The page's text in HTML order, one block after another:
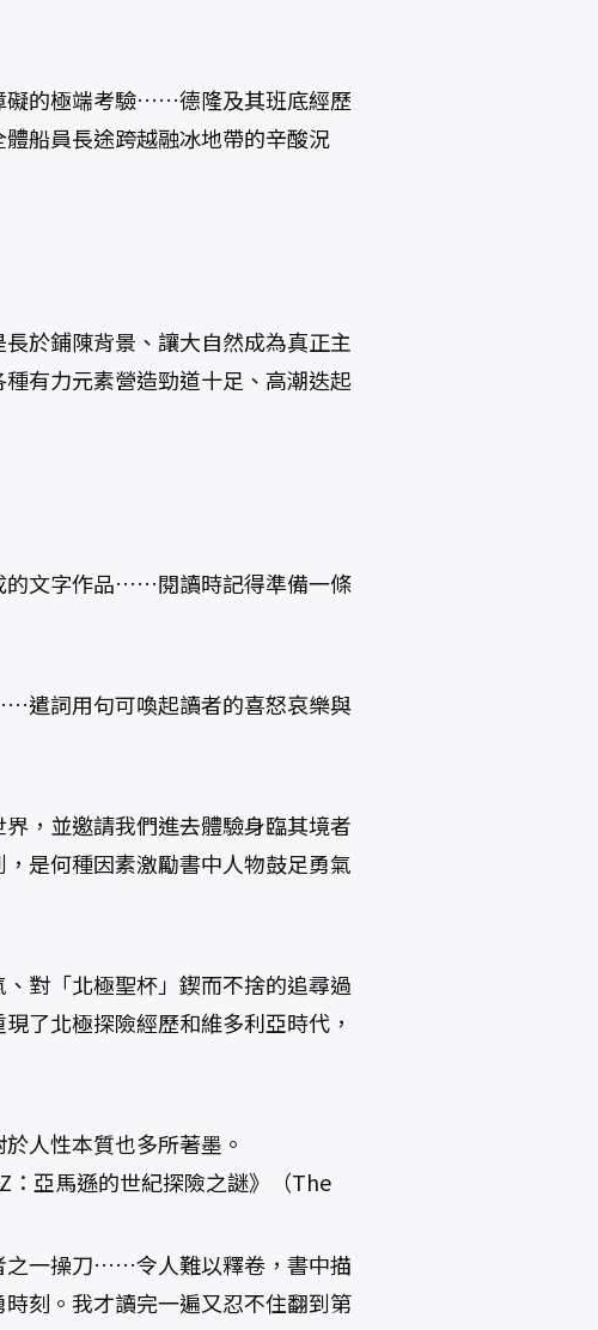
的極端考驗……德隆及其班底經歷
船員長途跨越融冰地帶的辛酸況
於鋪陳背景、讓大自然成為真正主
有力元素營造勁道十足、高潮迭起
的文字作品……閱讀時記得準備一條
遣詞用句可喚起讀者的喜怒哀樂與
，並邀請我們進去體驗身臨其境者
是何種因素激勵書中人物鼓足勇氣
對「北極聖杯」鍥而不捨的追尋過
了北極探險經歷和維多利亞時代，
人性本質也多所著墨。
亞馬遜的世紀探險之謎》（The
之一操刀……令人難以釋卷，書中描
刻。我才讀完一遍又忍不住翻到第